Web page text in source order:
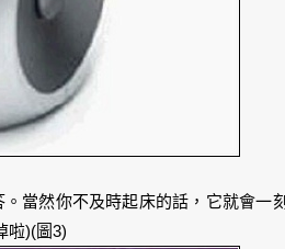
當然你不及時起床的話，它就會一
啦)(圖3)